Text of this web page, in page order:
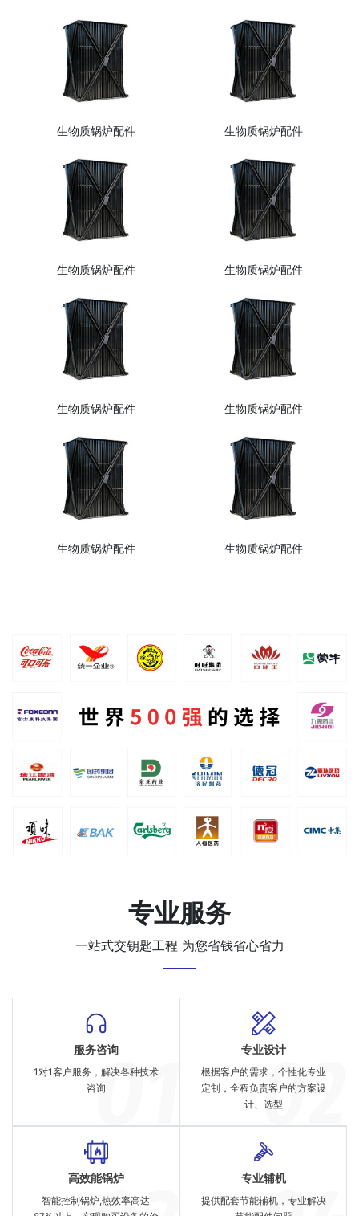
生物质锅炉配件 生物质锅炉配件
生物质锅炉配件 生物质锅炉配件
生物质锅炉配件 生物质锅炉配件
生物质锅炉配件 生物质锅炉配件
专业服务
一站式交钥匙工程 为您省钱省心省力
服务咨询
1对1客户服务，解决各种技术
咨询
专业设计
根据客户的需求，个性化专业
定制，全程负责客户的方案设
计、选型
高效能锅炉
智能控制锅炉,热效率高达
专业辅机
提供配套节能辅机，专业解决